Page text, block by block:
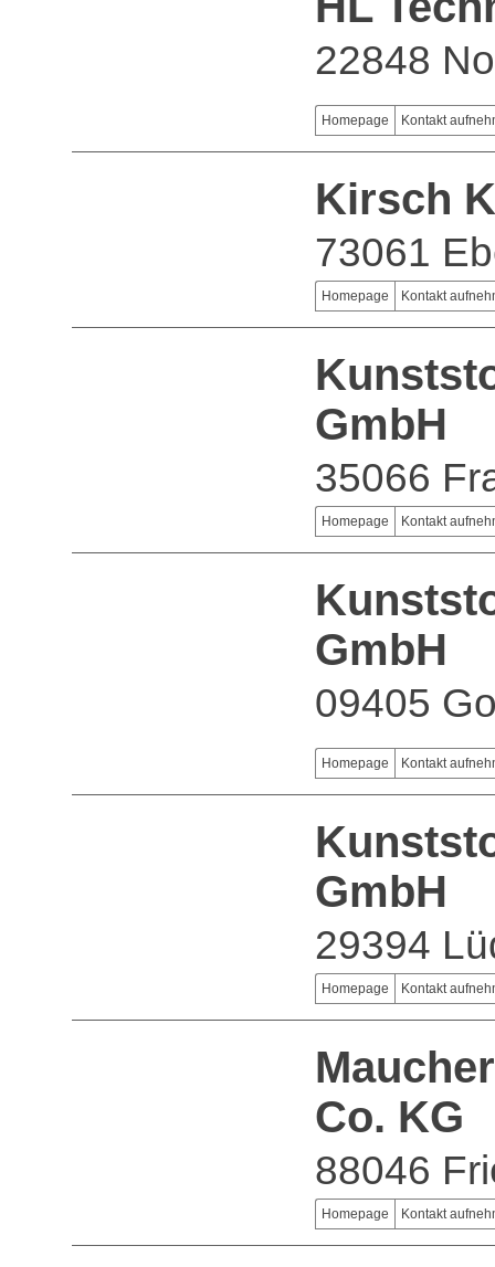
22848
Homepage Kontakt
Kirsch
73061
Homepage Kontakt
GmbH
35066
Homepage Kontakt
GmbH
09405
Homepage Kontakt
GmbH
29394
Homepage Kontakt
Co. KG
88046
Homepage Kontakt